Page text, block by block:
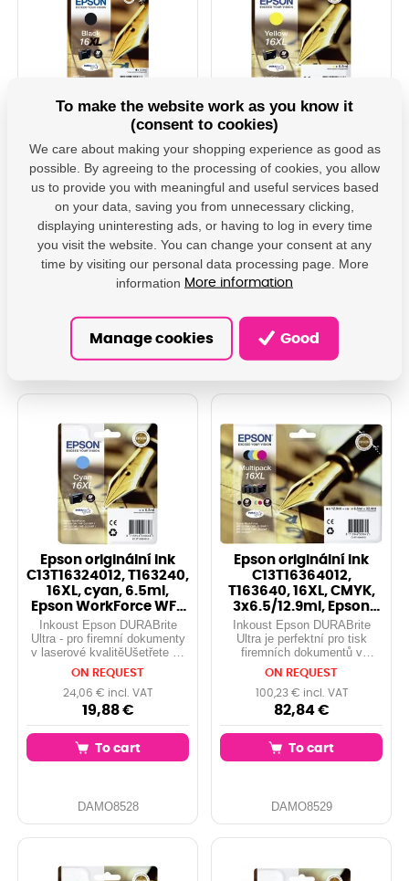
Epson originální ink
C13T16314012, T163140,
16XL, black, 12.9ml,
Epson WorkForce WF-
2540WF
Inkoust Epson DURABrite
Ultra je perfektní pro tisk
firemních dokumentů v
laserové kvalitě. Systém
pigmentových inkoustů
zajišťuje, že vytištěné
dokumenty jsou odolné vůči
vodě, rozmazání a
zvýrazňova...
ON REQUEST
29,92 € incl. VAT
24,73 €
DAMO8526
Epson originální ink
C13T16344012,
T163440, 16XL, yellow,
6.5ml, Epson
WorkForce WF-
2540WF
Inkoust Epson DURABrite
Ultra je perfektní pro tisk
firemních dokumentů v
laserové kvalitě. Systém
pigmentových inkoustů
zajišťuje, že vytištěné
dokumenty jsou odolné vůči
vodě, rozmazání a
zvýrazňova...
ON REQUEST
24,06 € incl. VAT
19,88 €
DAMO8527
Epson originální ink
C13T16324012, T163240,
16XL, cyan, 6.5ml,
Epson WorkForce WF-
2540WF,
Inkoust Epson DURABrite
Ultra - pro firemní dokumenty
v laserové kvalitěUšetřete až
30 % nákladů na inkoust1
díky samostatným
zásobníkům inkoustu od
společnosti Epson Pokud
používáte samostatné...
ON REQUEST
24,06 € incl. VAT
19,88 €
To cart
DAMO8528
Epson originální ink
C13T16364012,
T163640, 16XL, CMYK,
3x6.5/12.9ml, Epson
WorkForce WF-2
Inkoust Epson DURABrite
Ultra je perfektní pro tisk
firemních dokumentů v
laserové kvalitě. Systém
pigmentových inkoustů
zajišťuje, že vytištěné
dokumenty jsou odolné vůči
vodě, rozmazání a
zvýrazňova...
ON REQUEST
100,23 € incl. VAT
82,84 €
To cart
DAMO8529
To make the website work as you know it
(consent to cookies)
We care about making your shopping experience as good as
possible. By agreeing to the processing of cookies, you allow
us to provide you with meaningful and useful services based
on your data, saving you from unnecessary clicking,
displaying uninteresting ads, or having to log in every time
you visit the website. You can change your consent at any
time by visiting our personal data processing page. More
information More information
Manage cookies Good